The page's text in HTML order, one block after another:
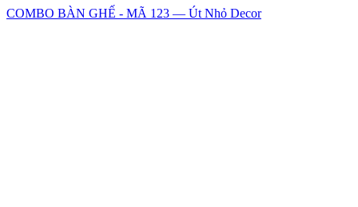
COMBO BÀN GHẾ - MÃ 123 — Út Nhỏ Decor